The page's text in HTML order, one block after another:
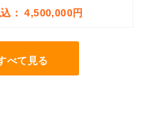
： 4,500,000円
べて見る